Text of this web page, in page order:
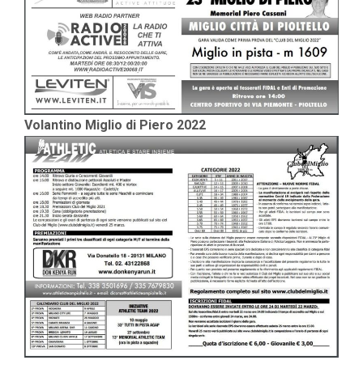
Volantino Miglio di Piero 2022